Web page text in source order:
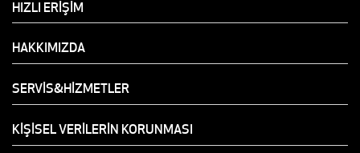
HIZLI ERİŞİM
HAKKIMIZDA
SERVİS&HİZMETLER
KİŞİSEL VERİLERİN KORUNMASI